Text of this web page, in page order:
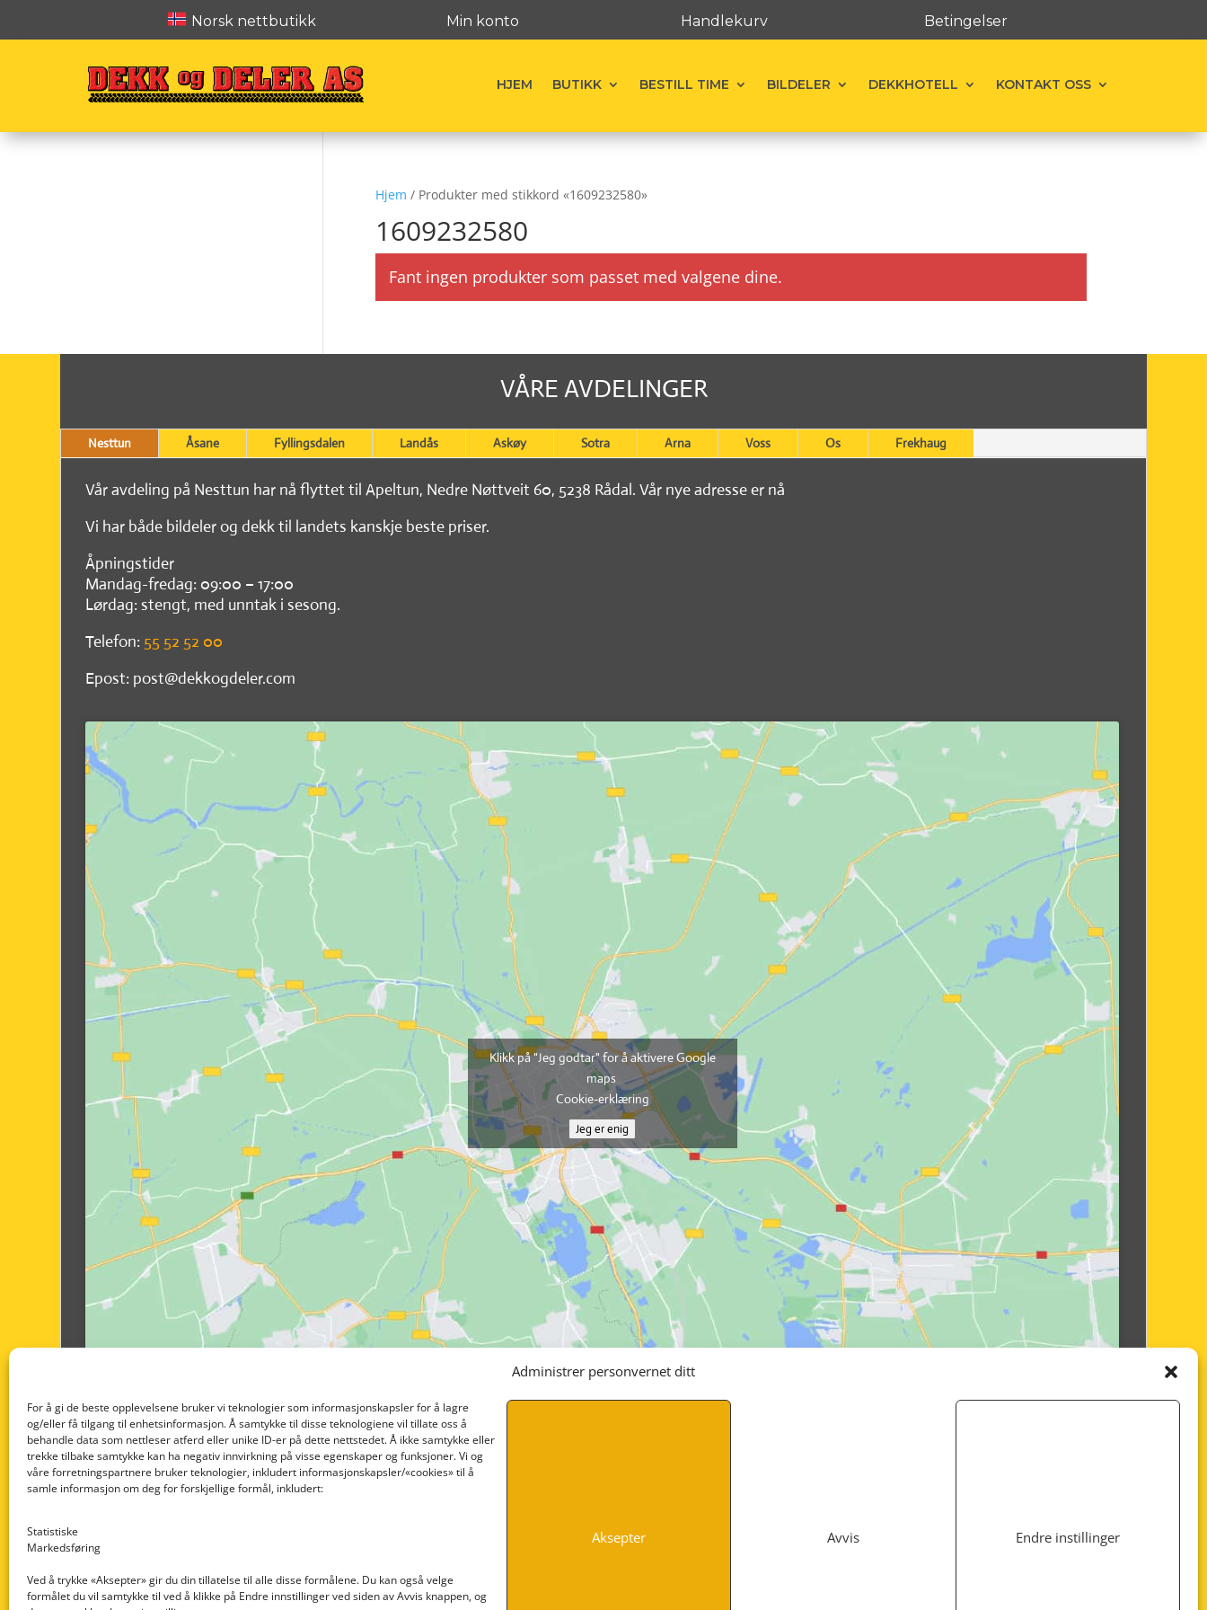
Administrer personvernet ditt
For å gi de beste opplevelsene bruker vi teknologier som informasjonskapsler for å lagre
og/eller få tilgang til enhetsinformasjon. Å samtykke til disse teknologiene vil tillate oss å
behandle data som nettleser atferd eller unike ID-er på dette nettstedet. Å ikke samtykke eller
trekke tilbake samtykke kan ha negativ innvirkning på visse egenskaper og funksjoner. Vi og
våre forretningspartnere bruker teknologier, inkludert informasjonskapsler/«cookies» til å
samle informasjon om deg for forskjellige formål, inkludert:
Statistiske
Markedsføring
Ved å trykke «Aksepter» gir du din tillatelse til alle disse formålene. Du kan også velge
formålet du vil samtykke til ved å klikke på Endre innstillinger ved siden av Avvis knappen, og
Aksepter Avvis Endre instillinger
Norsk nettbutikk Min konto Handlekurv Betingelser
HJEM BUTIKK BESTILL TIME BILDELER DEKKHOTELL KONTAKT OSS
Hjem / Produkter med stikkord «1609232580»
1609232580
Fant ingen produkter som passet med valgene dine.
VÅRE AVDELINGER
Nesttun Åsane Fyllingsdalen Landås Askøy Sotra Arna Voss Os Frekhaug
Vår avdeling på Nesttun har nå flyttet til Apeltun, Nedre Nøttveit 60, 5238 Rådal. Vår nye adresse er nå
Vi har både bildeler og dekk til landets kanskje beste priser.
Åpningstider
Mandag-fredag: 09:00 – 17:00
Lørdag: stengt, med unntak i sesong.
Telefon: 55 52 52 00
Epost: post@dekkogdeler.com
Klikk på "Jeg godtar" for å aktivere Google
maps
Cookie-erklæring
Jeg er enig
Nedre Nøttveit 60, 5238 Rådal
INFORMASJON